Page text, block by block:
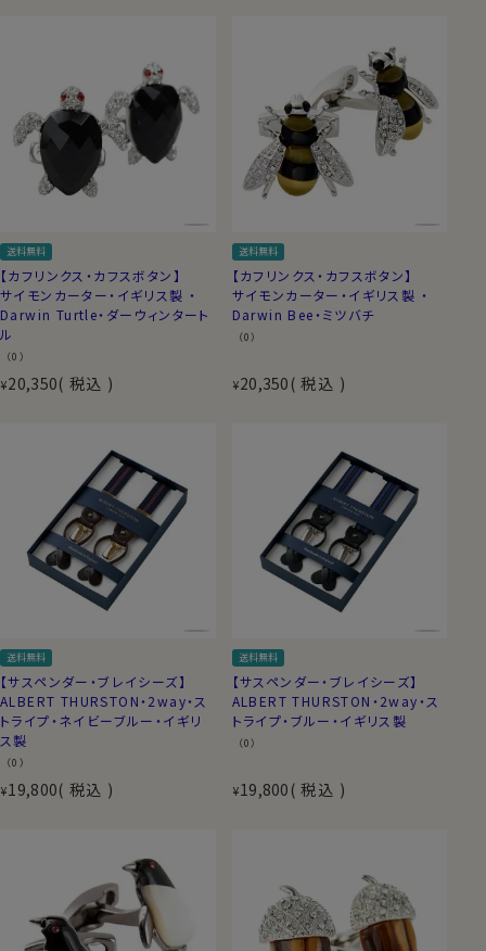
送料無料
【カフリンクス・カフスボタン】
サイモンカーター・イギリス製 ・
Darwin Turtle・ダーウィンタート
ル
（0）
¥20,350 税込
送料無料
【カフリンクス・カフスボタン】
サイモンカーター・イギリス製 ・
Darwin Bee・ミツバチ
（0）
¥20,350 税込
送料無料
【サスペンダー・ブレイシーズ】
ALBERT THURSTON・2way・ス
トライプ・ネイビーブルー・イギリ
ス製
（0）
¥19,800 税込
送料無料
【サスペンダー・ブレイシーズ】
ALBERT THURSTON・2way・ス
トライプ・ブルー・イギリス製
（0）
¥19,800 税込